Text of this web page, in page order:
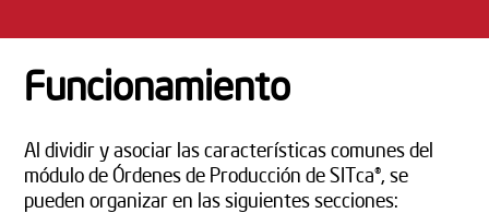
Funcionamiento
Al dividir y asociar las características comunes del
módulo de Órdenes de Producción de SITca®, se
pueden organizar en las siguientes secciones: